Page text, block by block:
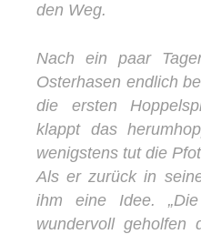
den Weg.
Nach ein paar
Osterhasen endlich
die ersten
klappt das
wenigstens tut die
Als er zurück in
ihm eine Idee.
wundervoll geholfen